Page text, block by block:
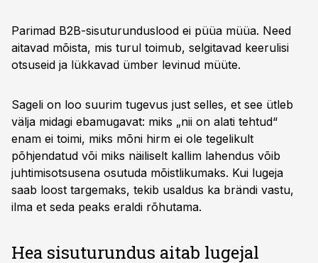
Parimad B2B-sisuturunduslood ei püüa müüa. Need
aitavad mõista, mis turul toimub, selgitavad keerulisi
otsuseid ja lükkavad ümber levinud müüte.
Sageli on loo suurim tugevus just selles, et see ütleb
välja midagi ebamugavat: miks „nii on alati tehtud“
enam ei toimi, miks mõni hirm ei ole tegelikult
põhjendatud või miks näiliselt kallim lahendus võib
juhtimisotsusena osutuda mõistlikumaks. Kui lugeja
saab loost targemaks, tekib usaldus ka brändi vastu,
ilma et seda peaks eraldi rõhutama.
Hea sisuturundus aitab lugejal